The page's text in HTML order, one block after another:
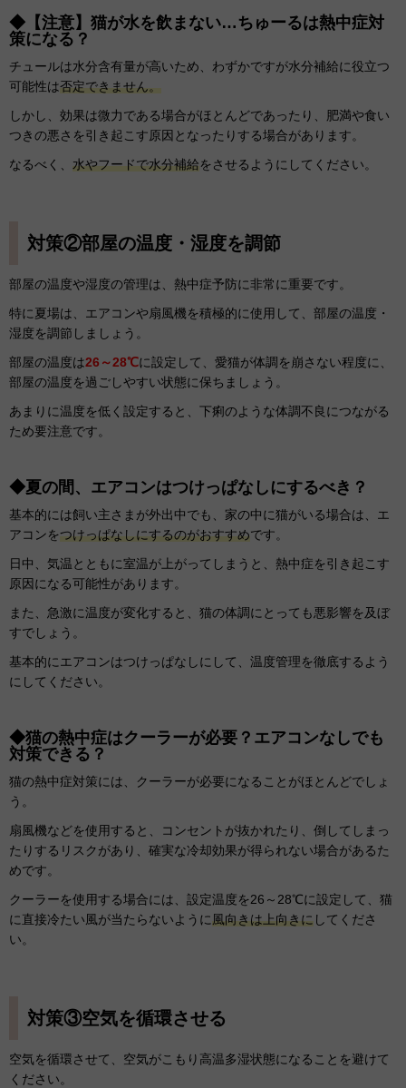
◆【注意】猫が水を飲まない…ちゅーるは熱中症対
策になる？
チュールは水分含有量が高いため、わずかですが水分補給に役立つ
可能性は否定できません。
しかし、効果は微力である場合がほとんどであったり、肥満や食い
つきの悪さを引き起こす原因となったりする場合があります。
なるべく、 水やフードで水分補給をさせるようにしてください。
対策②部屋の温度・湿度を調節
部屋の温度や湿度の管理は、熱中症予防に非常に重要です。
特に夏場は、エアコンや扇風機を積極的に使用して、部屋の温度・
湿度を調節しましょう。
部屋の温度は26～28℃に設定して、愛猫が体調を崩さない程度に、
部屋の温度を過ごしやすい状態に保ちましょう。
あまりに温度を低く設定すると、下痢のような体調不良につながる
ため要注意です。
◆夏の間、エアコンはつけっぱなしにするべき？
基本的には飼い主さまが外出中でも、家の中に猫がいる場合は、エ
アコンをつけっぱなしにするのがおすすめです。
日中、気温とともに室温が上がってしまうと、熱中症を引き起こす
原因になる可能性があります。
また、急激に温度が変化すると、猫の体調にとっても悪影響を及ぼ
すでしょう。
基本的にエアコンはつけっぱなしにして、温度管理を徹底するよう
にしてください。
◆猫の熱中症はクーラーが必要？エアコンなしでも
対策できる？
猫の熱中症対策には、クーラーが必要になることがほとんどでしょ
う。
扇風機などを使用すると、コンセントが抜かれたり、倒してしまっ
たりするリスクがあり、確実な冷却効果が得られない場合があるた
めです。
クーラーを使用する場合には、設定温度を26～28℃に設定して、猫
に直接冷たい風が当たらないように風向きは上向きにしてくださ
い。
対策③空気を循環させる
空気を循環させて、空気がこもり高温多湿状態になることを避けて
ください。